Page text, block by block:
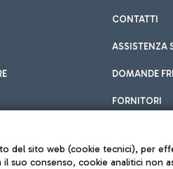
CONTATTI
ASSISTENZA
DOMANDE
FORNITORI
del sito web (cookie tecnici), per
suo consenso, cookie analitici non